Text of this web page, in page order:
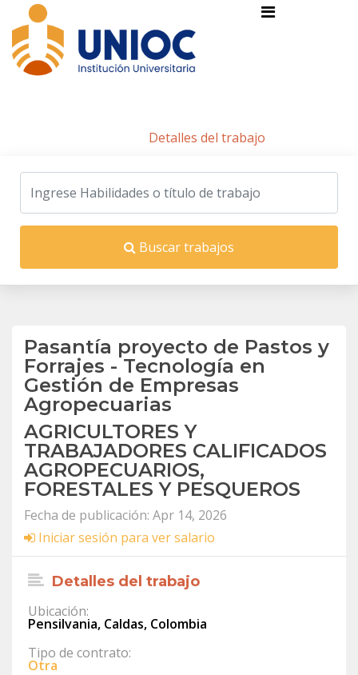
Detalles del trabajo
Buscar trabajos
Pasantía proyecto de Pastos y
Forrajes - Tecnología en
Gestión de Empresas
Agropecuarias
AGRICULTORES Y
TRABAJADORES CALIFICADOS
AGROPECUARIOS,
FORESTALES Y PESQUEROS
Fecha de publicación: Apr 14, 2026
Iniciar sesión para ver salario
Detalles del trabajo
Ubicación:
Pensilvania, Caldas, Colombia
Tipo de contrato:
Otra